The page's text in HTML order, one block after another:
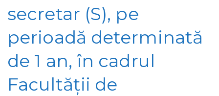
secretar (S), pe
perioadă determinată
de 1 an, în cadrul
Facultății de